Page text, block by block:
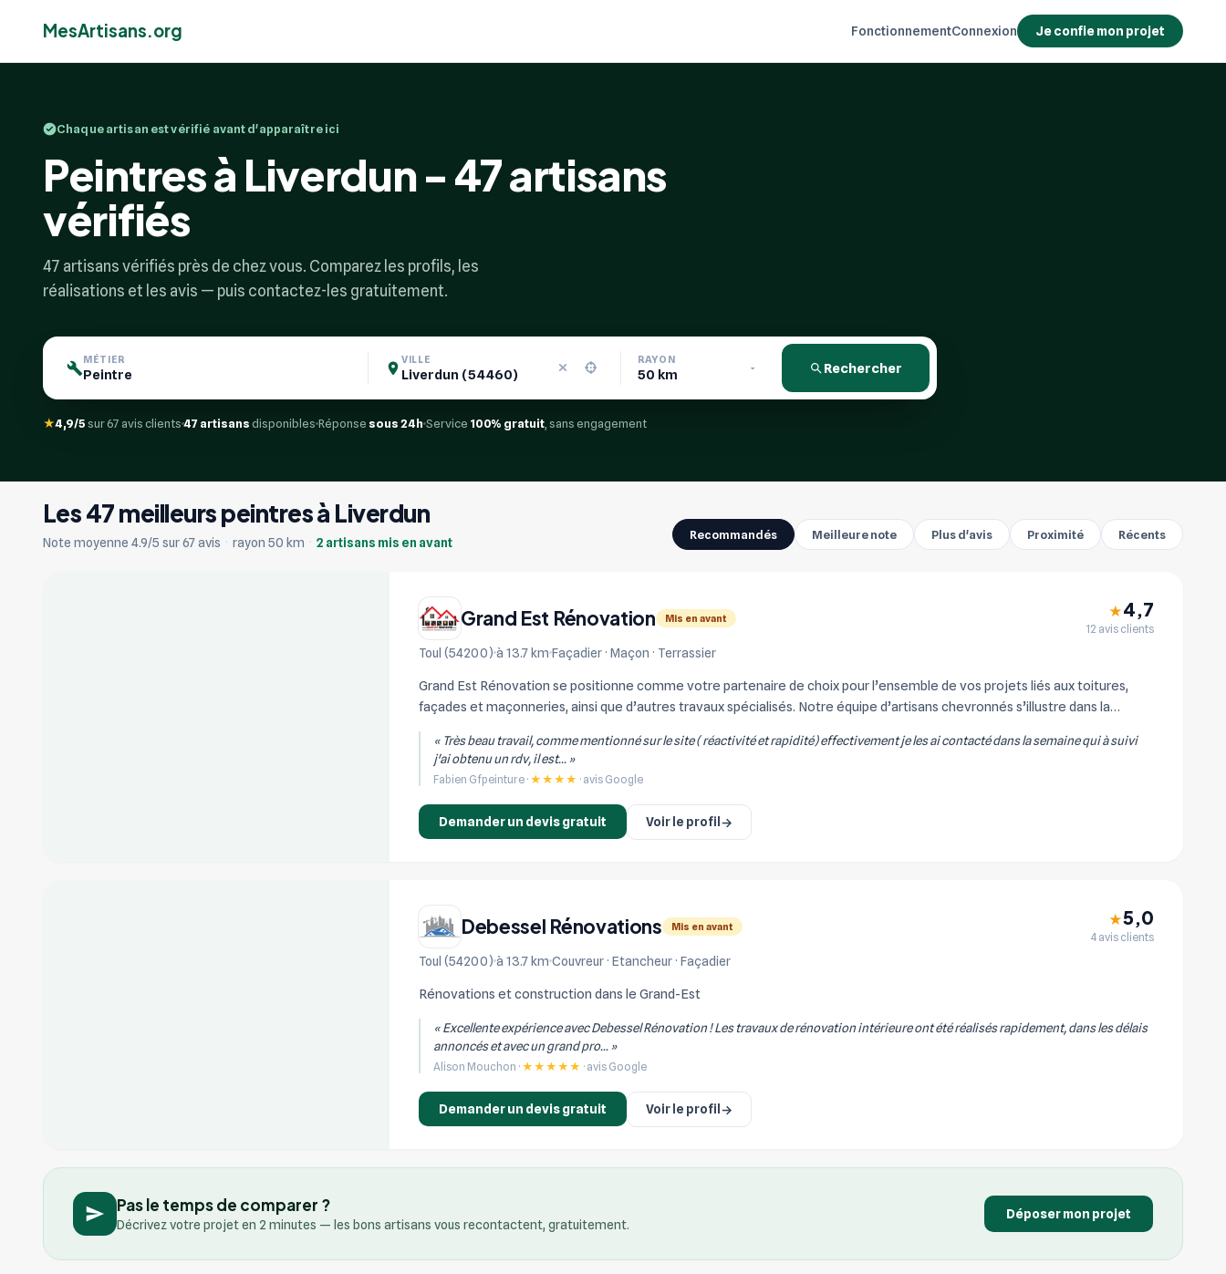
MesArtisans.org FonctionnementConnexion Je confie mon projet
Chaque artisan est vérifié avant d'apparaître ici
Peintres à Liverdun - 47 artisans
vérifiés
47 artisans vérifiés près de chez vous. Comparez les profils, les
réalisations et les avis — puis contactez-les gratuitement.
MÉTIER VILLE RAYON
Rechercher
★4,9/5sur 67 avis clients 47 artisansdisponibles Réponse sous 24h Service 100% gratuit , sans engagement
Les 47 meilleurs peintres à Liverdun
Note moyenne 4.9/5 sur 67 avis · rayon 50 km · 2 artisans mis en avant
Recommandés Meilleure note Plus d'avis Proximité Récents
Grand Est Rénovation Mis en avant
Toul (54200) à 13.7 km Façadier · Maçon · Terrassier
★4,7
12 avis clients
Grand Est Rénovation se positionne comme votre partenaire de choix pour l’ensemble de vos projets liés aux toitures,
façades et maçonneries, ainsi que d’autres travaux spécialisés. Notre équipe d’artisans chevronnés s’illustre dans la
« Très beau travail, comme mentionné sur le site ( réactivité et rapidité) effectivement je les ai contacté dans la semaine qui à suivi
j'ai obtenu un rdv, il est... »
Fabien Gfpeinture · ★★★★ · avis Google
Demander un devis gratuit Voir le profil →
Debessel Rénovations Mis en avant
Toul (54200) à 13.7 km Couvreur · Etancheur · Façadier
★5,0
4 avis clients
Rénovations et construction dans le Grand-Est
« Excellente expérience avec Debessel Rénovation ! Les travaux de rénovation intérieure ont été réalisés rapidement, dans les délais
annoncés et avec un grand pro... »
Alison Mouchon · ★★★★★ · avis Google
Demander un devis gratuit Voir le profil →
Pas le temps de comparer ?
Décrivez votre projet en 2 minutes — les bons artisans vous recontactent, gratuitement.
Déposer mon projet